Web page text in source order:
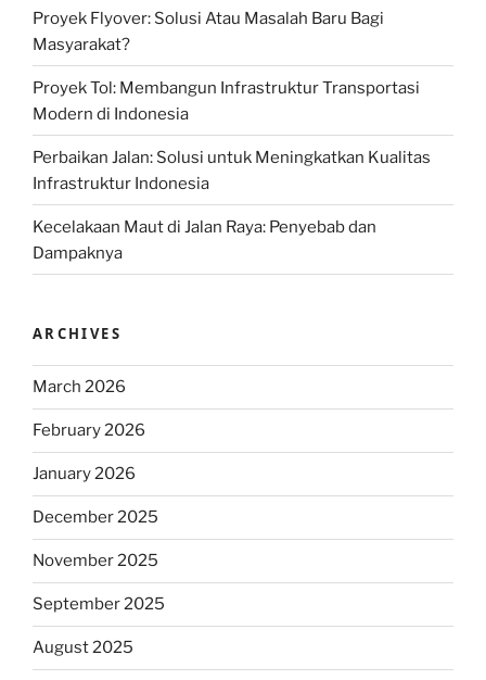
Proyek Flyover: Solusi Atau Masalah Baru Bagi
Masyarakat?
Proyek Tol: Membangun Infrastruktur Transportasi
Modern di Indonesia
Perbaikan Jalan: Solusi untuk Meningkatkan Kualitas
Infrastruktur Indonesia
Kecelakaan Maut di Jalan Raya: Penyebab dan
Dampaknya
ARCHIVES
March 2026
February 2026
January 2026
December 2025
November 2025
September 2025
August 2025